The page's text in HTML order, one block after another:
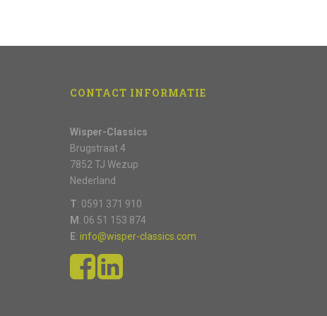
CONTACT INFORMATIE
Wisper-Classics
Brugstraat 4
7852 TJ Wezup
Nederland
T: 0591 371 910
M : 06 51 153 874
E: info@wisper-classics.com